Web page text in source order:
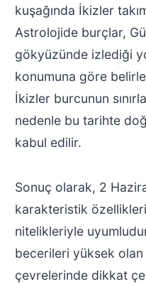
kuşağında İkizler
Astrolojide burçlar,
gökyüzünde izlediği
konumuna göre
İkizler burcunun
nedenle bu tarihte
kabul edilir.
Sonuç olarak, 2
karakteristik
nitelikleriyle
becerileri yüksek
çevrelerinde dikkat